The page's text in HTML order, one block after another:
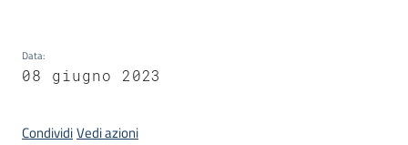
su
Data:
08 giugno 2023
CondividiVedi azioni